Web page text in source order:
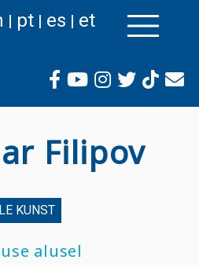
edasi
juurde
pt es et
Filipov
KUNST
alusel